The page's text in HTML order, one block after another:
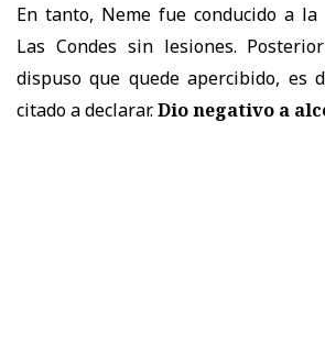
En tanto, Neme fue conducido a la
Las Condes sin lesiones.
dispuso que quede apercibido, es
citado a declarar.Dio negativo a